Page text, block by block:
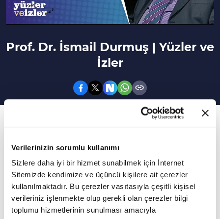
Verilerinizin sorumlu kullanımı
Sizlere daha iyi bir hizmet sunabilmek için İnternet
Sitemizde kendimize ve üçüncü kişilere ait çerezler
kullanılmaktadır. Bu çerezler vasıtasıyla çeşitli kişisel
verileriniz işlenmekte olup gerekli olan çerezler bilgi
toplumu hizmetlerinin sunulması amacıyla
Prof. Dr. İsmail Durmuş | Yüzler ve
İzler
hayat hikayesinden, yaşam yolculuğundan
bahsetti.
Prof. Dr. İsmail Durmuş Vav TV'de Yüzler ve İzler
programına konuk oldu. Birbirinden değerli